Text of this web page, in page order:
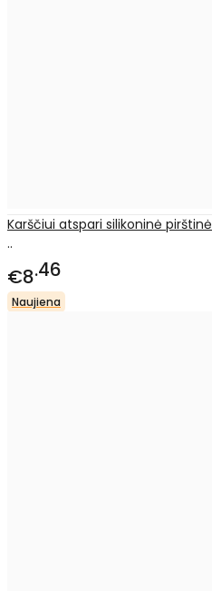
Karščiui atspari silikoninė pirštinė
..
€8 46
Naujiena